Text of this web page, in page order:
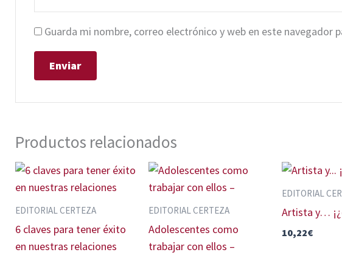
Guarda mi nombre, correo electrónico y web en este navegador
Productos relacionados
EDITORIAL CERTEZA
6 claves para tener éxito
en nuestras relaciones
EDITORIAL CERTEZA
Adolescentes como
trabajar con ellos –
EDITORIAL
Artista y…
10,22€